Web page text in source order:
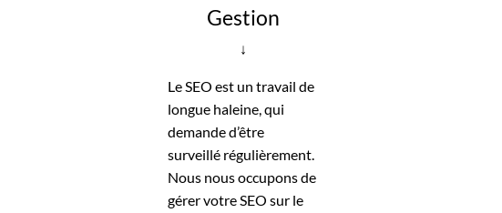
Gestion
↓
Le SEO est un travail de
longue haleine, qui
demande d’être
surveillé régulièrement.
Nous nous occupons de
gérer votre SEO sur le